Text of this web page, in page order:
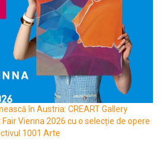
în Austria: CREART Gallery
Vienna 2026 cu o selecție de opere
1001 Arte